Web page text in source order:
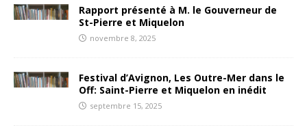
Rapport présenté à M. le Gouverneur de
St-Pierre et Miquelon
novembre 8, 2025
Festival d’Avignon, Les Outre-Mer dans le
Off: Saint-Pierre et Miquelon en inédit
septembre 15, 2025